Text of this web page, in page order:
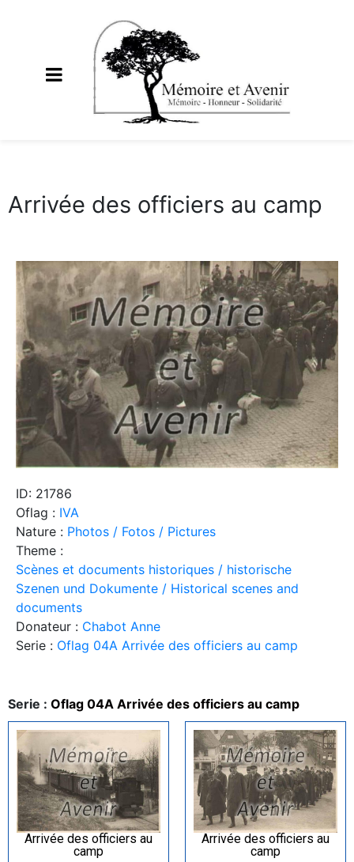
Arrivée des officiers au camp
ID: 21786
Oflag : IVA
Nature : Photos / Fotos / Pictures
Theme :
Scènes et documents historiques / historische
Szenen und Dokumente / Historical scenes and
documents
Donateur : Chabot Anne
Serie : Oflag 04A Arrivée des officiers au camp
Serie : Oflag 04A Arrivée des officiers au camp
Arrivée des officiers au
camp
Arrivée des officiers au
camp